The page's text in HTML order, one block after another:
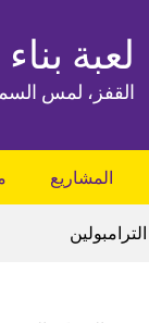
لعبة
القفز، لمس
المشاريع